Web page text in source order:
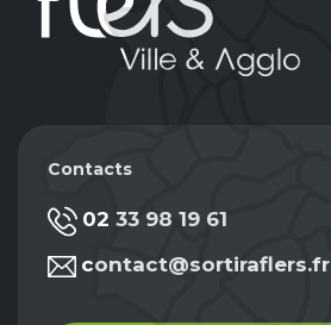
Contacts
02 33 98 19 61
contact@sortiraflers.fr